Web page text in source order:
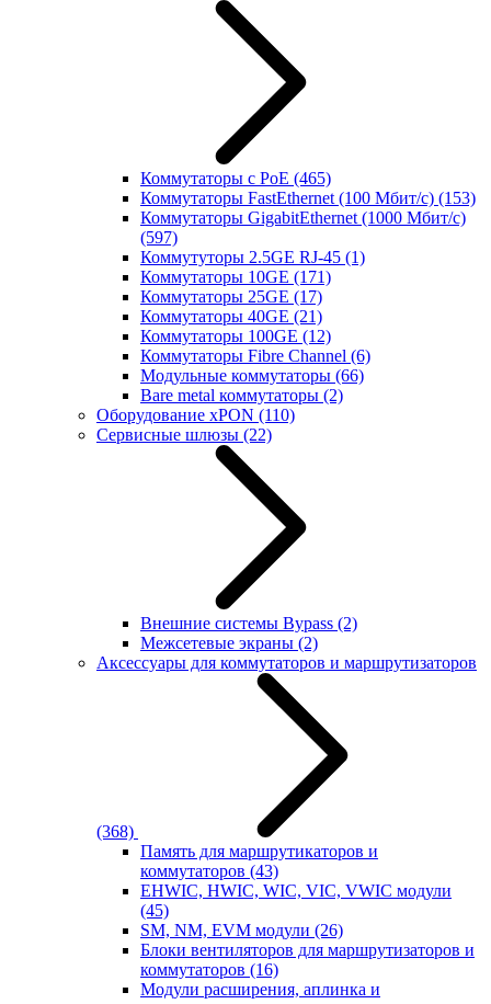
Коммутаторы с PoE (465)
Коммутаторы FastEthernet (100 Мбит/с) (153)
Коммутаторы GigabitEthernet (1000 Мбит/с)
(597)
Коммутуторы 2.5GE RJ-45 (1)
Коммутаторы 10GE (171)
Коммутаторы 25GE (17)
Коммутаторы 40GE (21)
Коммутаторы 100GE (12)
Коммутаторы Fibre Channel (6)
Модульные коммутаторы (66)
Bare metal коммутаторы (2)
Оборудование xPON (110)
Сервисные шлюзы (22)
Внешние системы Bypass (2)
Межсетевые экраны (2)
Аксессуары для коммутаторов и маршрутизаторов
(368)
Память для маршрутикаторов и
коммутаторов (43)
EHWIC, HWIC, WIC, VIC, VWIC модули
(45)
SM, NM, EVM модули (26)
Блоки вентиляторов для маршрутизаторов и
коммутаторов (16)
Модули расширения, аплинка и